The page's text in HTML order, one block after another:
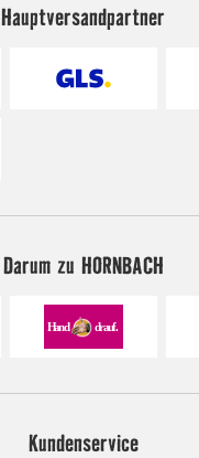
Hauptversandpartner
Darum zu HORNBACH
Kundenservice